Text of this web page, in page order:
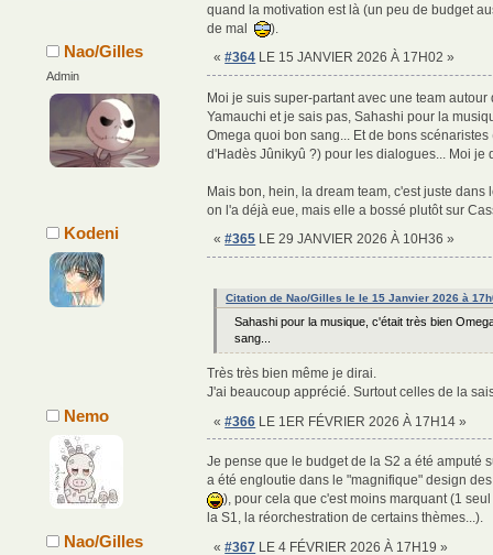
quand la motivation est là (un peu de budget
de mal
).
Nao/Gilles
Admin
«#364 LE 15 JANVIER 2026 À 17H02 »
Moi je suis super-partant avec une team autour
Yamauchi et je sais pas, Sahashi pour la
Omega quoi bon sang... Et de bons
d'Hadès Jûnikyû ?) pour les dialogues... Moi je
Mais bon, hein, la dream team, c'est juste dans
on l'a déjà eue, mais elle a bossé plutôt sur
Kodeni «#365 LE 29 JANVIER 2026 À 10H36 »
Citation de Nao/Gilles le le 15 Janvier 2026 à
Sahashi pour la musique, c'était très bien
sang...
Très très bien même je dirai.
J'ai beaucoup apprécié. Surtout celles de la
Nemo «#366 LE 1ER FÉVRIER 2026 À 17H14 »
Je pense que le budget de la S2 a été amputé
a été engloutie dans le "magnifique" design
), pour cela que c'est moins marquant (1
la S1, la réorchestration de certains thèmes...).
Nao/Gilles «#367 LE 4 FÉVRIER 2026 À 17H19 »